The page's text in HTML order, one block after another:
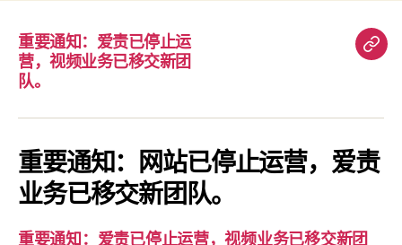
重要通知：爱责已停止运
营，视频业务已移交新团
队。
重
知：
爱
责
重要通知：网站已停止运营，爱责
业务已移交新团队。
重要通知：爱责已停止运营，视频业务已移交新团